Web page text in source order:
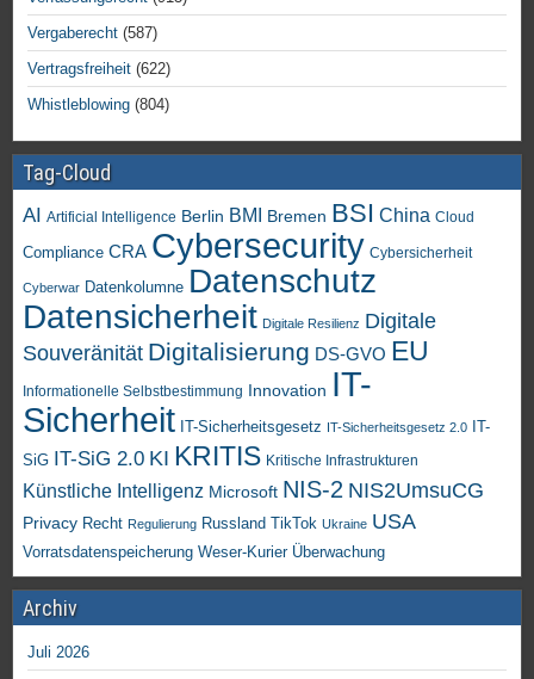
Vergaberecht (587)
Vertragsfreiheit (622)
Whistleblowing (804)
Tag-Cloud
AI Artificial Intelligence Berlin BMI Bremen BSI China Cloud
Compliance CRA Cybersecurity Cybersicherheit
Cyberwar Datenkolumne Datenschutz
Datensicherheit Digitale Resilienz Digitale
Souveränität Digitalisierung DS-GVO EU
Informationelle Selbstbestimmung Innovation IT-
Sicherheit IT-Sicherheitsgesetz IT-Sicherheitsgesetz 2.0
IT-
SiG IT-SiG 2.0 KI KRITIS Kritische Infrastrukturen
Künstliche Intelligenz Microsoft NIS-2 NIS2UmsuCG
Privacy Recht Regulierung Russland TikTok Ukraine USA
Vorratsdatenspeicherung Weser-Kurier Überwachung
Archiv
Juli 2026